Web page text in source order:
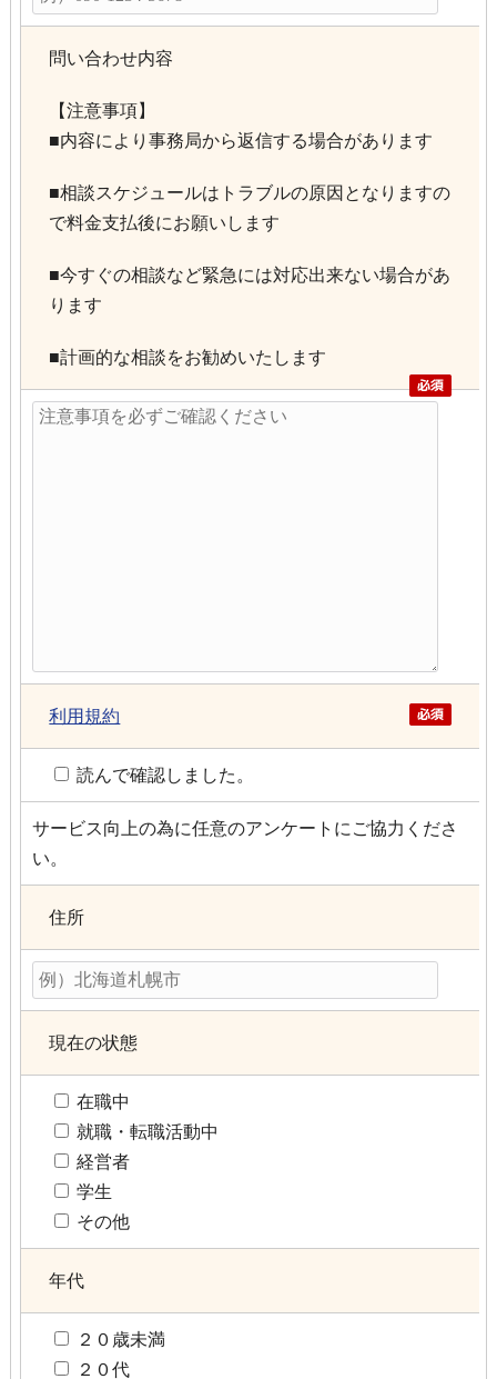
問い合わせ内容
【注意事項】
■内容により事務局から返信する場合があります
■相談スケジュールはトラブルの原因となりますの
で料金支払後にお願いします
■今すぐの相談など緊急には対応出来ない場合があ
ります
■計画的な相談をお勧めいたします
利用規約
読んで確認しました。
サービス向上の為に任意のアンケートにご協力くださ
い。
住所
現在の状態
在職中
就職・転職活動中
経営者
学生
その他
年代
２０歳未満
２０代